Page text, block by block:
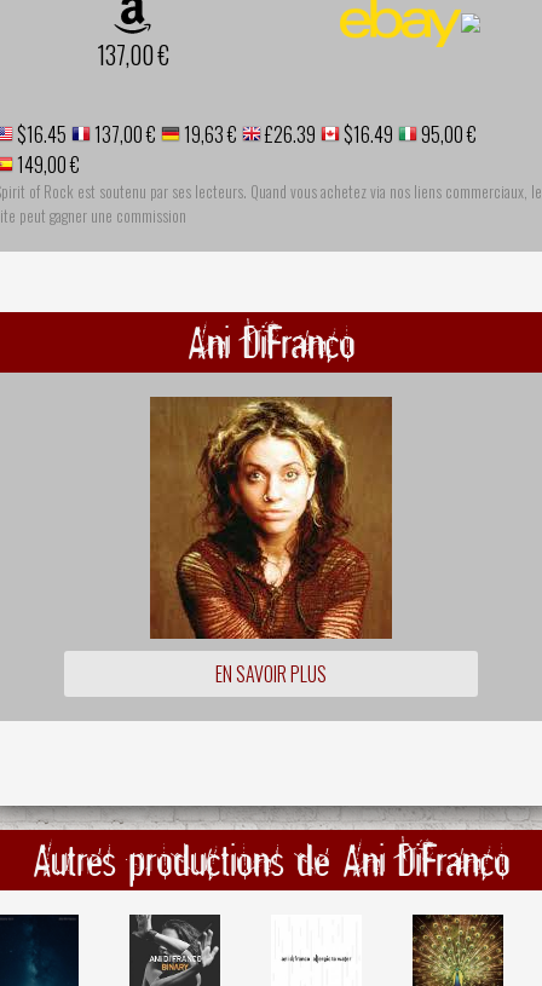
137,00 €
$16.45 137,00 € 19,63 € £26.39 $16.49
95,00 €
149,00 €
of Rock est soutenu par ses lecteurs. Quand vous achetez via nos liens commerciaux, le
peut gagner une commission
Ani DiFranco
EN SAVOIR PLUS
Autres productions de Ani DiFranco